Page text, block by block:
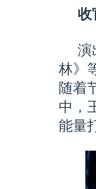
收
演
林》
随着
中，
能量